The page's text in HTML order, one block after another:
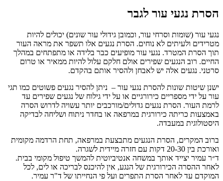
הסרת נגעי עור לגבר
נגעי עור (שומות וסרחי עור, וכמובן גידולי עור שונים) יכולים להיות
מטרידים ולעיתים לא נוחים. הסרת נגעים אלו תשפר את מראה העור
תוך הסרת המטרד. נגעי עור מופיעים כבר בלידה או מתפתחים במהלך
החיים. רוב הנגעים שפירים אולם חלקם עלול להיות ממאיר או טרום
סרטני. נגעים אלה יש לאבחן ולהסיר אותם בהקדם.
ישנן שיטות שונות להסרת נגעי עור – ניתן להסיר נגעים פשוטים כמו תגי
עור על ידי מספריים כירורגיים או על ידי גילוח של נגעים שפירים עד
לרמת העור. הסרת נגעים גדולים/מורכבים יותר עשויה לדרוש הסרה
באמצעות כריתה כירורגית במרפאה או בחדר ניתוח ושליחה לבדיקה
היסטולוגית במעבדה.
ברוב המקרים, הסרת הנגעים מתבצעת במרפאה, תחת הרדמה מקומית
ואורכת בין 20-30 דקות עם חזרה מיידית לשגרה.
ד״ר עמיר יצייד אותך במשחה אנטיביוטית להמשך טיפול מקומי בבית.
לאחר ההסרה הכירורגית של הנגע, אין להיכנס לבריכה או לים, לכל
המוקדם עד לאחר הסרת התפרים ועל פי הנחייתו של ד"ר עמיר.